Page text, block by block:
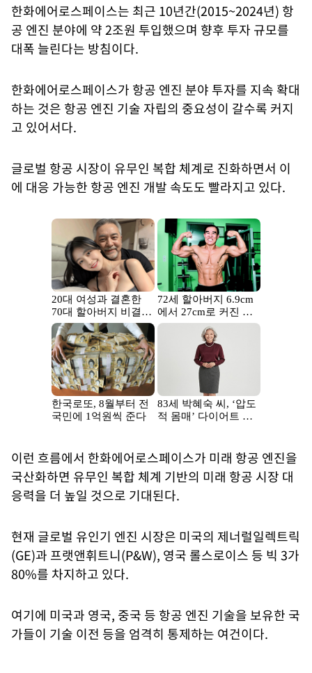
한화에어로스페이스는 최근 10년간(2015~2024년) 항
공 엔진 분야에 약 2조원 투입했으며 향후 투자 규모를
대폭 늘린다는 방침이다.
한화에어로스페이스가 항공 엔진 분야 투자를 지속 확대
하는 것은 항공 엔진 기술 자립의 중요성이 갈수록 커지
고 있어서다.
글로벌 항공 시장이 유무인 복합 체계로 진화하면서 이
에 대응 가능한 항공 엔진 개발 속도도 빨라지고 있다.
이런 흐름에서 한화에어로스페이스가 미래 항공 엔진을
국산화하면 유무인 복합 체계 기반의 미래 항공 시장 대
응력을 더 높일 것으로 기대된다.
현재 글로벌 유인기 엔진 시장은 미국의 제너럴일렉트릭
(GE)과 프랫앤휘트니(P&W), 영국 롤스로이스 등 빅 3가
80%를 차지하고 있다.
여기에 미국과 영국, 중국 등 항공 엔진 기술을 보유한 국
가들이 기술 이전 등을 엄격히 통제하는 여건이다.